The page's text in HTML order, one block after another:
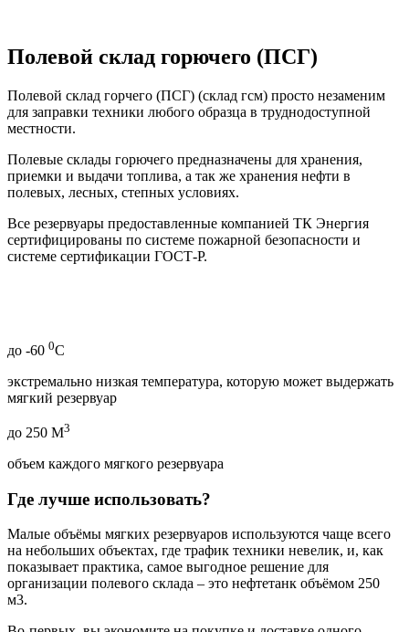
Полевой склад горючего (ПСГ)
Полевой склад горчего (ПСГ) (склад гсм) просто незаменим
для заправки техники любого образца в труднодоступной
местности.
Полевые склады горючего предназначены для хранения,
приемки и выдачи топлива, а так же хранения нефти в
полевых, лесных, степных условиях.
Все резервуары предоставленные компанией ТК Энергия
сертифицированы по системе пожарной безопасности и
системе сертификации ГОСТ-Р.
до -60 0С
экстремально низкая температура, которую может выдержать
мягкий резервуар
до 250 М3
объем каждого мягкого резервуара
Где лучше использовать?
Малые объёмы мягких резервуаров используются чаще всего
на небольших объектах, где трафик техники невелик, и, как
показывает практика, самое выгодное решение для
организации полевого склада – это нефтетанк объёмом 250
м3.